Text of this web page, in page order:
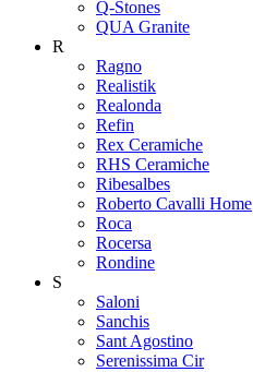
Q-Stones
QUA Granite
R
Ragno
Realistik
Realonda
Refin
Rex Ceramiche
RHS Ceramiche
Ribesalbes
Roberto Cavalli Home
Roca
Rocersa
Rondine
S
Saloni
Sanchis
Sant Agostino
Serenissima Cir